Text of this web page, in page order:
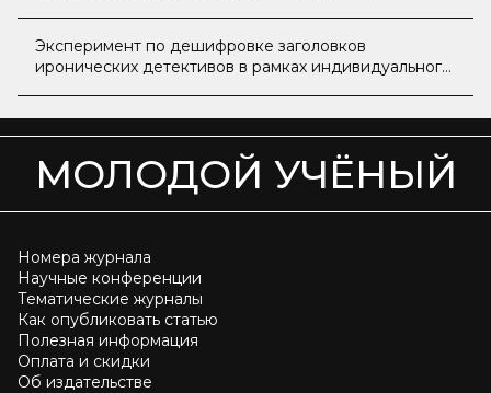
Эксперимент по дешифровке заголовков
иронических детективов в рамках индивидуального
МОЛОДОЙ УЧЁНЫЙ
Номера журнала
Научные конференции
Тематические журналы
Как опубликовать статью
Полезная информация
Оплата и скидки
Об издательстве